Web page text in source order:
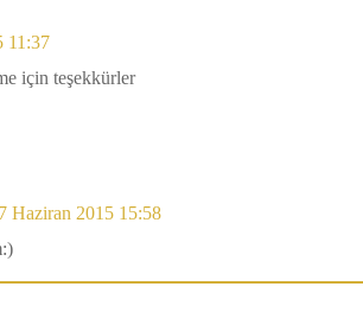
11:37
için teşekkürler
7 Haziran 2015 15:58